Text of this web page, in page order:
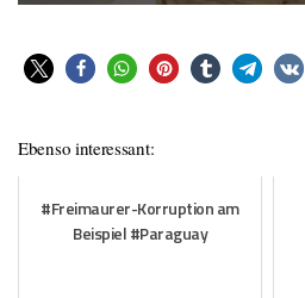
Ebenso interessant:
#Freimaurer-Korruption am
Beispiel #Paraguay